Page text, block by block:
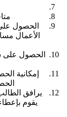
الحصول
الأعمال
الحصول على
إمكانية
يرافق
يقوم